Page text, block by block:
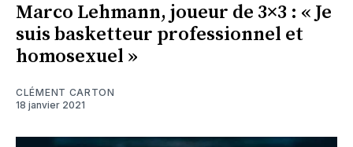
Marco Lehmann, joueur de 3×3 : « Je
suis basketteur professionnel et
homosexuel »
CLÉMENT CARTON
18 janvier 2021